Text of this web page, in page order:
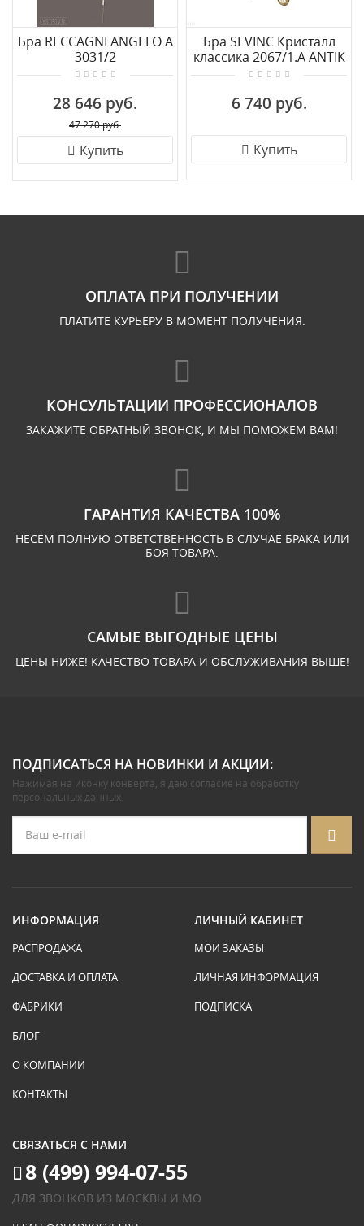
Бра RECCAGNI ANGELO A
3031/2
28 646 руб.
47 270 руб.
Купить
Бра SEVINC Кристалл
классика 2067/1.А ANTIK
6 740 руб.
Купить
ОПЛАТА ПРИ ПОЛУЧЕНИИ
ПЛАТИТЕ КУРЬЕРУ В МОМЕНТ ПОЛУЧЕНИЯ.
КОНСУЛЬТАЦИИ ПРОФЕССИОНАЛОВ
ЗАКАЖИТЕ ОБРАТНЫЙ ЗВОНОК, И МЫ ПОМОЖЕМ ВАМ!
ГАРАНТИЯ КАЧЕСТВА 100%
НЕСЕМ ПОЛНУЮ ОТВЕТСТВЕННОСТЬ В СЛУЧАЕ БРАКА ИЛИ
БОЯ ТОВАРА.
САМЫЕ ВЫГОДНЫЕ ЦЕНЫ
ЦЕНЫ НИЖЕ! КАЧЕСТВО ТОВАРА И ОБСЛУЖИВАНИЯ ВЫШЕ!
ПОДПИСАТЬСЯ НА НОВИНКИ И АКЦИИ:
Нажимая на иконку конверта, я даю согласие на обработку
персональных данных.
ИНФОРМАЦИЯ
РАСПРОДАЖА
ДОСТАВКА И ОПЛАТА
ФАБРИКИ
БЛОГ
О КОМПАНИИ
КОНТАКТЫ
ЛИЧНЫЙ КАБИНЕТ
МОИ ЗАКАЗЫ
ЛИЧНАЯ ИНФОРМАЦИЯ
ПОДПИСКА
СВЯЗАТЬСЯ С НАМИ
8 (499) 994-07-55
ДЛЯ ЗВОНКОВ ИЗ МОСКВЫ И МО